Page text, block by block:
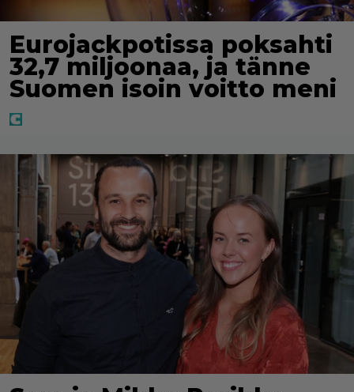
Eurojackpotissa poksahti
32,7 miljoonaa, ja tänne
Suomen isoin voitto meni